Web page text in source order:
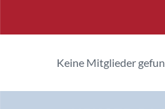
Keine Mitglieder